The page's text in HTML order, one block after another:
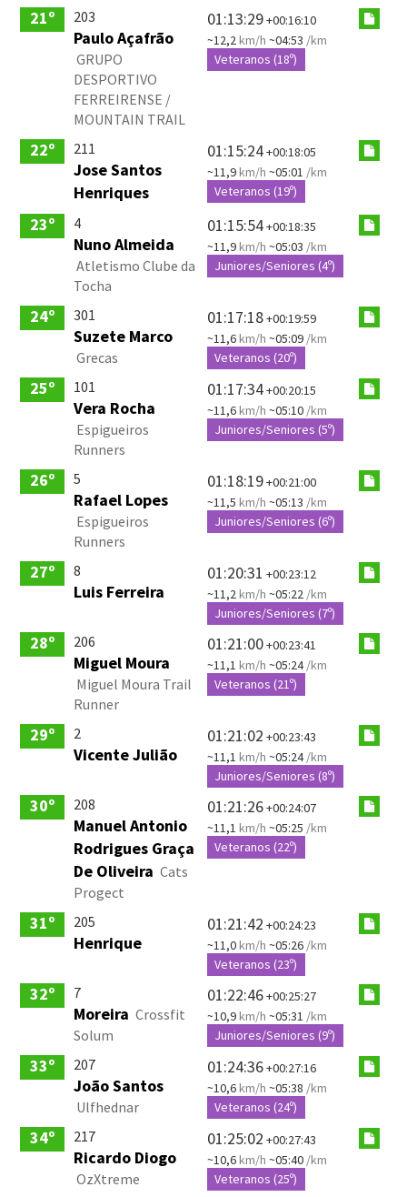
21º 203
Paulo Açafrão
GRUPO
DESPORTIVO
FERREIRENSE /
MOUNTAIN TRAIL
01:13:29+00:16:10
~12,2km/h ~04:53 /km
Veteranos (18º)
22º 211
Jose Santos
Henriques
01:15:24+00:18:05
~11,9km/h ~05:01 /km
Veteranos (19º)
23º 4
Nuno Almeida
Atletismo Clube da
Tocha
01:15:54+00:18:35
~11,9km/h ~05:03 /km
Juniores/Seniores (4º)
24º 301
Suzete Marco
Grecas
01:17:18+00:19:59
~11,6km/h ~05:09 /km
Veteranos (20º)
25º 101
Vera Rocha
Espigueiros
Runners
01:17:34+00:20:15
~11,6km/h ~05:10 /km
Juniores/Seniores (5º)
26º 5
Rafael Lopes
Espigueiros
Runners
01:18:19+00:21:00
~11,5 km/h ~05:13 /km
Juniores/Seniores (6º)
27º 8
Luis Ferreira
01:20:31 +00:23:12
~11,2km/h ~05:22 /km
Juniores/Seniores (7º)
28º 206
Miguel Moura
Miguel Moura Trail
Runner
01:21:00+00:23:41
~11,1 km/h ~05:24/km
Veteranos (21º)
29º 2
Vicente Julião
01:21:02 +00:23:43
~11,1 km/h ~05:24/km
Juniores/Seniores (8º)
30º 208
Manuel Antonio
Rodrigues Graça
De Oliveira Cats
Progect
01:21:26+00:24:07
~11,1 km/h ~05:25 /km
Veteranos (22º)
31º 205
Henrique
01:21:42 +00:24:23
~11,0km/h ~05:26 /km
Veteranos (23º)
32º 7
Moreira Crossfit
Solum
01:22:46+00:25:27
~10,9km/h ~05:31 /km
Juniores/Seniores (9º)
33º 207
João Santos
Ulfhednar
01:24:36+00:27:16
~10,6km/h ~05:38 /km
Veteranos (24º)
34º 217
Ricardo Diogo
OzXtreme
01:25:02 +00:27:43
~10,6km/h ~05:40 /km
Veteranos (25º)